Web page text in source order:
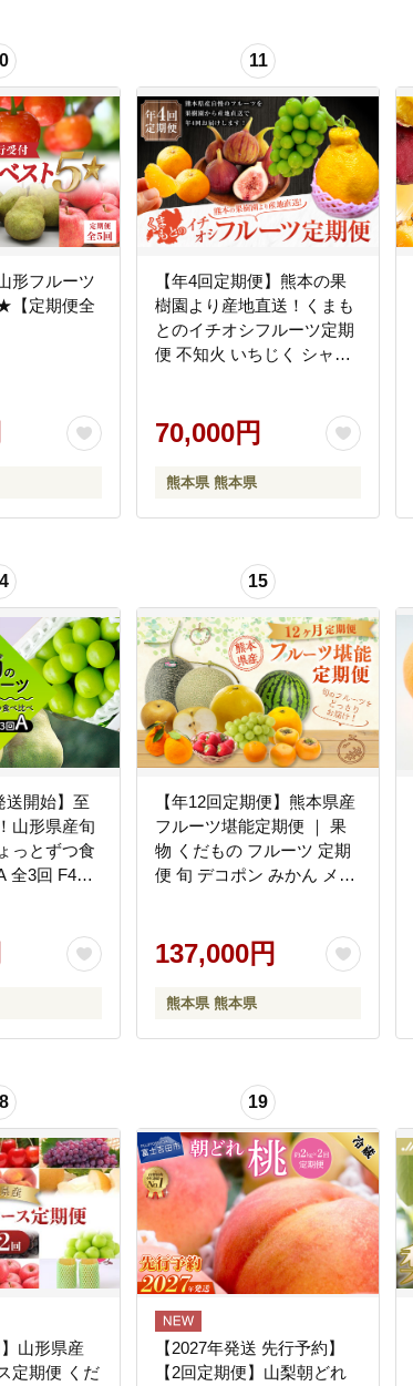
形フルーツ
【定期便全
11
【年4回定期便】熊本の果
樹園より産地直送！くまも
とのイチオシフルーツ定期
便 不知火 いちじく シャイ
い 柑橘 蜜柑 葡萄 ぶどう イ
チジク 熊本県産 国産
70,000円
熊本県 熊本県
送開始】至
山形県産旬
っとずつ食
全3回 F4A-
15
【年12回定期便】熊本県産
フルーツ堪能定期便 ｜ 果
物 くだもの フルーツ 定期
便 旬 デコポン みかん メロ
本県
137,000円
熊本県 熊本県
】山形県産
定期便 くだ
19
【2027年発送 先行予約】
【2回定期便】山梨朝どれ